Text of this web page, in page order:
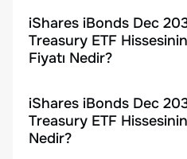
iShares iBonds Dec
Treasury ETF
Fiyatı Nedir?
iShares iBonds Dec
Treasury ETF
Nedir?